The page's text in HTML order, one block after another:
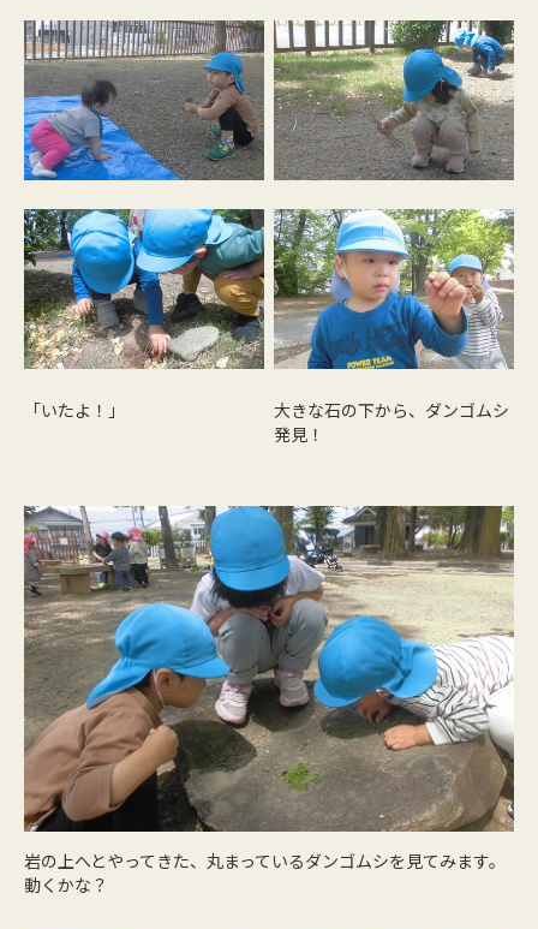
「いたよ！」
大きな石の下から、ダンゴムシ
発見！
岩の上へとやってきた、丸まっているダンゴムシを見てみます。
動くかな？